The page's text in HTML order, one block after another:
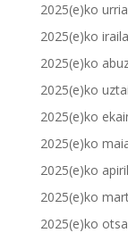
2025(e)ko urria
2025(e)ko iraila
2025(e)ko
2025(e)ko
2025(e)ko
2025(e)ko
2025(e)ko
2025(e)ko
2025(e)ko